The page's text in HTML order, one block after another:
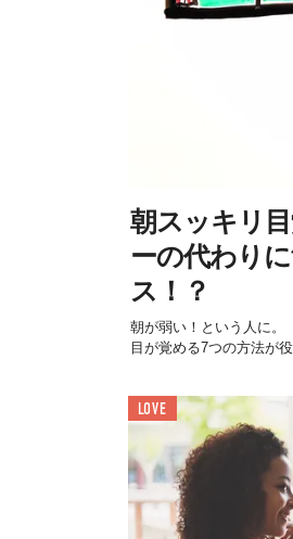
朝スッキリ
ーの代わり
ス！？
朝が弱い！という人に。
目が覚める7つの方法が
LOVE